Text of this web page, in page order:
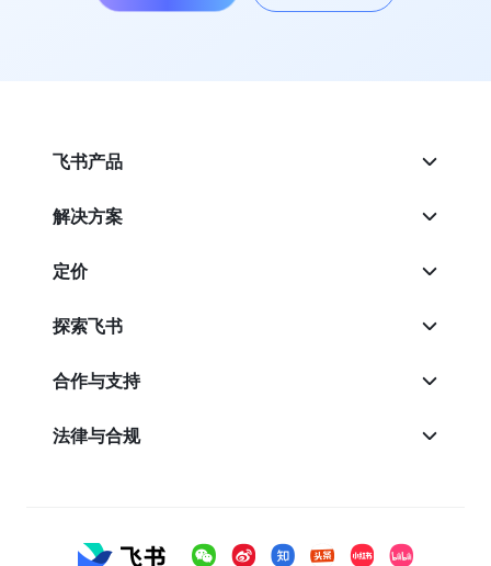
飞书产品
解决方案
定价
探索飞书
合作与支持
法律与合规